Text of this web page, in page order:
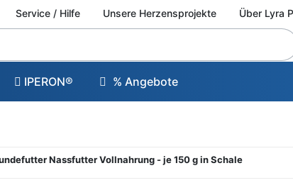
Service / Hilfe Unsere Herzensprojekte Über Lyra
IPERON® % Angebote
Nassfutter Vollnahrung - je 150 g in Schale